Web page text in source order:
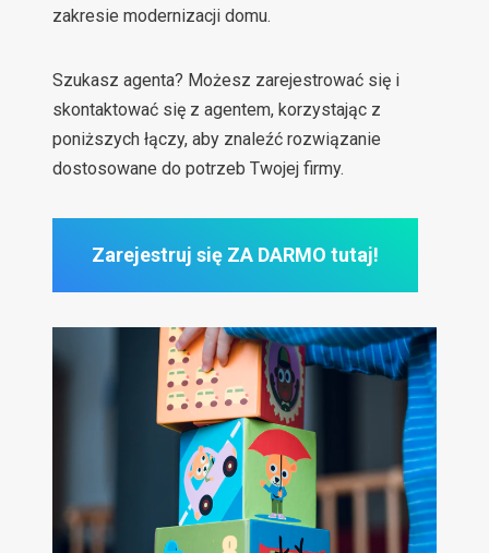
zakresie modernizacji domu.
Szukasz agenta? Możesz zarejestrować się i
skontaktować się z agentem, korzystając z
poniższych łączy, aby znaleźć rozwiązanie
dostosowane do potrzeb Twojej firmy.
Zarejestruj się ZA DARMO tutaj!